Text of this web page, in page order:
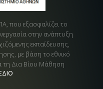
που εξασφαλίζει το
στην ανάπτυξη
εκπαίδευσης,
με βάση το εθνικό
τη Δια Βίου Μάθηση